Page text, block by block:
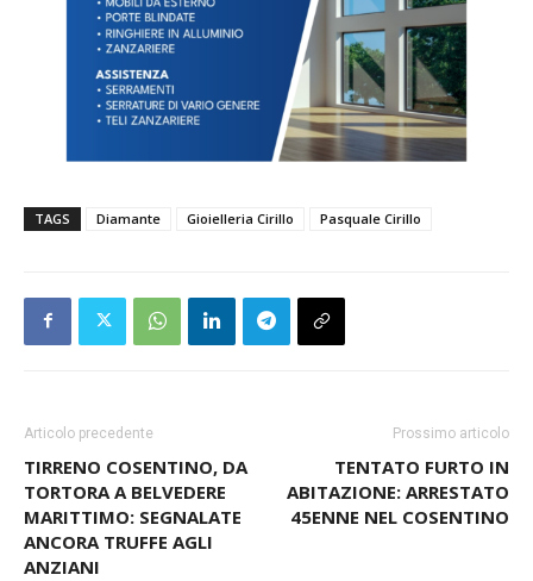
TAGS Diamante Gioielleria Cirillo Pasquale Cirillo
Articolo precedente
TIRRENO COSENTINO, DA
TORTORA A BELVEDERE
MARITTIMO: SEGNALATE
ANCORA TRUFFE AGLI
ANZIANI
Prossimo articolo
TENTATO FURTO IN
ABITAZIONE: ARRESTATO
45ENNE NEL COSENTINO